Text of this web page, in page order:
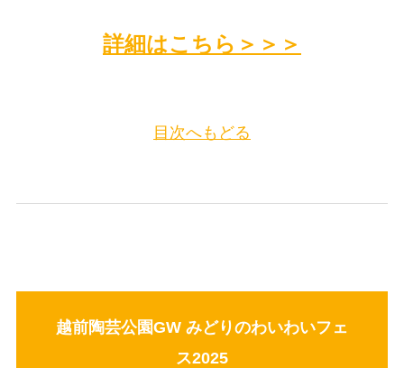
詳細はこちら＞＞＞
目次へもどる
越前陶芸公園GW みどりのわいわいフェ
ス2025